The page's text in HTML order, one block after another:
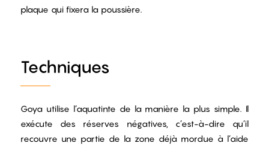
plaque qui fixera la poussière.
Techniques
Goya utilise l’aquatinte de la manière la plus simple. Il
exécute des réserves négatives, c’est-à-dire qu’il
recouvre une partie de la zone déjà mordue à l’aide